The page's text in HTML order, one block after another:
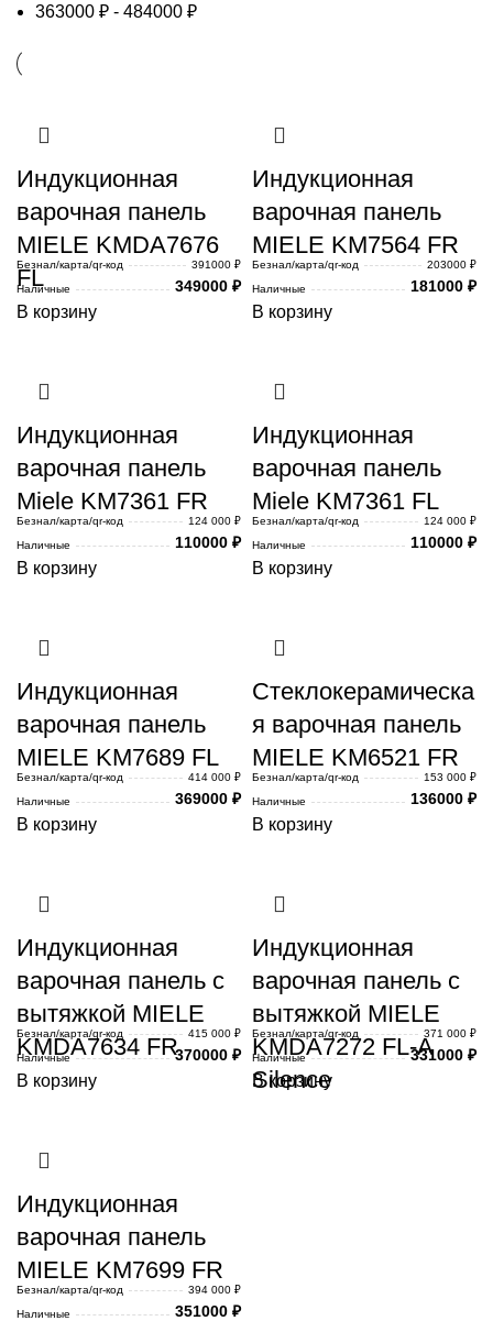
363000 ₽ - 484000 ₽
Индукционная
варочная панель
MIELE KMDA7676
FL
Безнал/карта/qr-код
391000 ₽
Наличные
349000 ₽
В корзину
Индукционная
варочная панель
MIELE KM7564 FR
Безнал/карта/qr-код
203000 ₽
Наличные
181000 ₽
В корзину
Индукционная
варочная панель
Miele KM7361 FR
Безнал/карта/qr-код
124 000 ₽
Наличные
110000 ₽
В корзину
Индукционная
варочная панель
Miele KM7361 FL
Безнал/карта/qr-код
124 000 ₽
Наличные
110000 ₽
В корзину
Индукционная
варочная панель
MIELE KM7689 FL
Безнал/карта/qr-код
414 000 ₽
Наличные
369000 ₽
В корзину
Стеклокерамическа
я варочная панель
MIELE KM6521 FR
Безнал/карта/qr-код
153 000 ₽
Наличные
136000 ₽
В корзину
Индукционная
варочная панель с
вытяжкой MIELE
KMDA7634 FR
Безнал/карта/qr-код
415 000 ₽
Наличные
370000 ₽
В корзину
Индукционная
варочная панель с
вытяжкой MIELE
KMDA7272 FL-A
Silence
Безнал/карта/qr-код
371 000 ₽
Наличные
331000 ₽
В корзину
Индукционная
варочная панель
MIELE KM7699 FR
Безнал/карта/qr-код
394 000 ₽
Наличные
351000 ₽